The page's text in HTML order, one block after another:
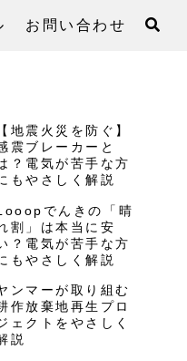
お問い合わせ
【地震火災を防ぐ】
震ブレーカーと
？電気が苦手な方
もやさしく解説
でんきの「晴
割」は本当に安
？電気が苦手な方
もやさしく解説
ンマーが取り組む
作放棄地再生プロ
ェクトをやさしく
説